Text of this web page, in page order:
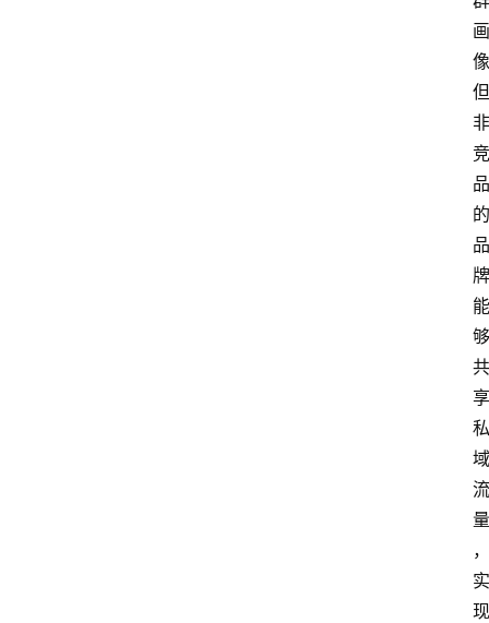
画
像
但
非
竞
品
的
品
牌
能
够
共
享
私
域
流
量
，
实
现